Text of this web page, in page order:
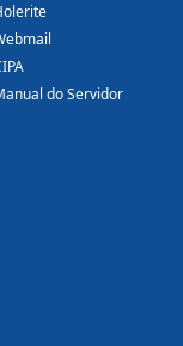
do Servidor